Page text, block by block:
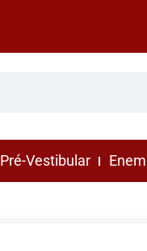
Pré-Vestibular Enem